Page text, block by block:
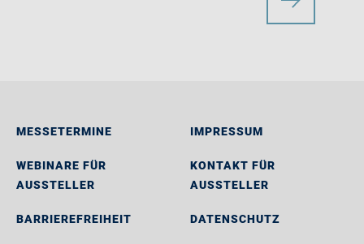
MESSETERMINE
WEBINARE FÜR
AUSSTELLER
BARRIEREFREIHEIT
IMPRESSUM
KONTAKT FÜR
AUSSTELLER
DATENSCHUTZ